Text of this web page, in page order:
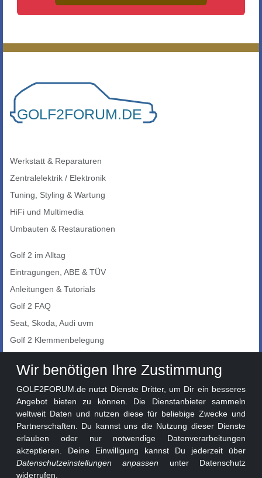
Werkstatt & Reparaturen
Zentralelektrik / Elektronik
Tuning, Styling & Wartung
HiFi und Multimedia
Umbauten & Restaurationen
Golf 2 im Alltag
Eintragungen, ABE & TÜV
Anleitungen & Tutorials
Golf 2 FAQ
Seat, Skoda, Audi uvm
Golf 2 Klemmenbelegung
Auto-Showroom
Golf 2 Lackcodes
Sonderversionen
Sonstige Marken
Wir benötigen Ihre Zustimmung
GOLF2FORUM.de nutzt Dienste Dritter, um Dir ein besseres
Angebot bieten zu können. Die Dienstanbieter sammeln
weltweit Daten und nutzen diese für beliebige Zwecke und
Partnerschaften. Du kannst uns die Nutzung dieser Dienste
erlauben oder nur notwendige Datenverarbeitungen
akzeptieren. Deine Einwilligung kannst Du jederzeit über
Datenschutzeinstellungen anpassen unter Datenschutz
widerrufen.